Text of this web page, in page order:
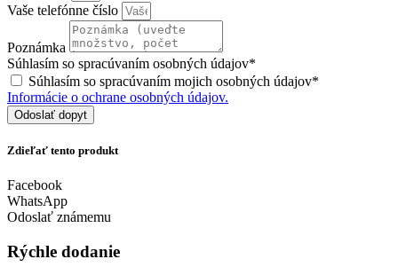
Vaše telefónne číslo
Poznámka
Súhlasím so spracúvaním osobných údajov*
Súhlasím so spracúvaním mojich osobných údajov*
Informácie o ochrane osobných údajov.
Odoslať dopyt
Zdieľať tento produkt
Facebook
WhatsApp
Odoslať známemu
Rýchle dodanie